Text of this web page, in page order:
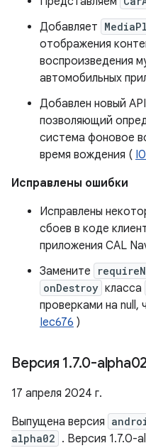
Добавляет
отображения
воспроизведения
автомобильных
Добавлен новый
позволяющий
система фоновое
время вождения (
Исправлены ошибки
Исправлены
сбоев в коде
приложения CAL
Замените
onDestroy класса
проверками на null,
Iec676 )
Версия 1.7.0-alpha02
17 апреля 2024 г.
Выпущена версия
alpha02 . Версия 1.7.0-